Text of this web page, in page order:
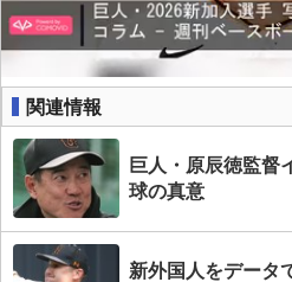
関連情報
巨人・原辰徳監
球の真意
新外国人をデータ